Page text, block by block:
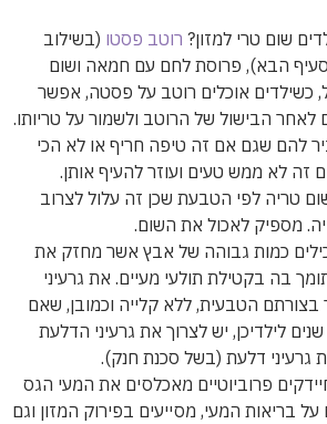
שום טרי למזון? רוטב פסטו (בשילוב
הבא), פרוסת לחם עם חמאה ושום
אוכלים רוטב על פסטה, אפשר
הבישול של הרוטב ולשמור על טריותו.
להם שגם אם זה טיפה חריף או לא הכי
זה לא ממש טעים ועוזר להעיף אותן.
טריה לפי הטבעת שכן זה עלול לצרוב
מספיק לאכול את השום.
כמות גבוהה של אבץ אשר מחזק את
בה בקטילת תולעי מעיים. את גרעיני
בצורתם הטבעית, ללא קלייה וכמובן, שאם
עדיין לא מלאו 5 שנים לילדיכן, יש לצרוך את גרעיני הדלעת
גרעיני דלעת (בשל סכנת חנק).
פרוביוטיים מאכלסים את המעי הגס
בריאות המעי, מסייעים בפירוק המזון וגם